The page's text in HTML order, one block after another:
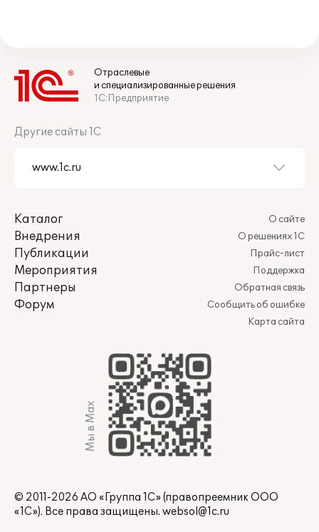
Отраслевые
и специализированные решения
1С:Предприятие
Другие сайты 1С
Каталог
Внедрения
Публикации
Мероприятия
Партнеры
Форум
О сайте
О решениях 1С
Прайс-лист
Поддержка
Обратная связь
Сообщить об ошибке
Карта сайта
Мы в Max
© 2011-2026 АО «Группа 1С» (правопреемник ООО
«1С»). Все права защищены. websol@1c.ru